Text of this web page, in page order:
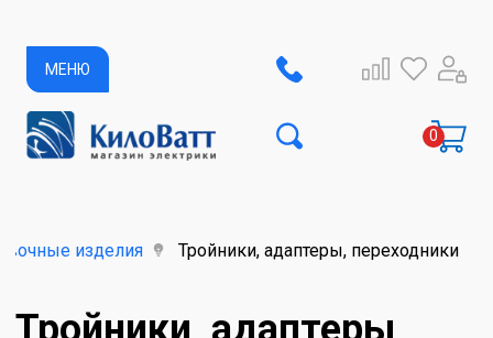
МЕНЮ
изделия Тройники, адаптеры, переходники